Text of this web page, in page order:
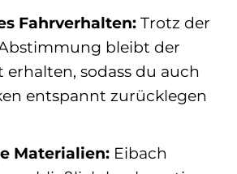
Fahrverhalten:Trotz der
bleibt der
sodass du auch
entspannt zurücklegen
Materialien:Eibach